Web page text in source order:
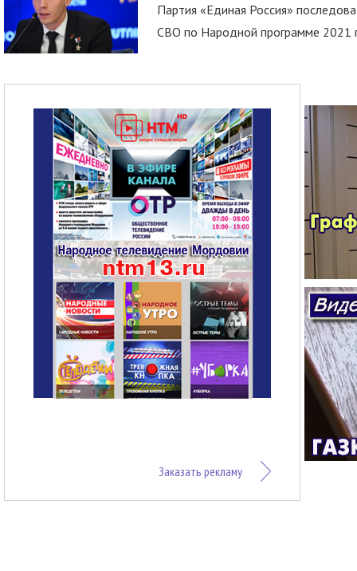
Партия «Единая Россия»
СВО по Народной программе 2021
Заказать рекламу